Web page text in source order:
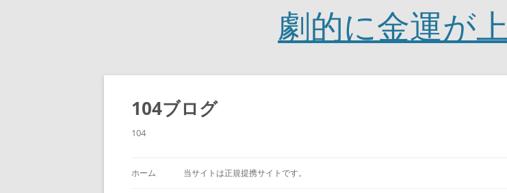
劇的に金運が
コ
ン
ツ
へ
ス
104ブログ
104
ホーム 当サイトは正規提携サイトです。